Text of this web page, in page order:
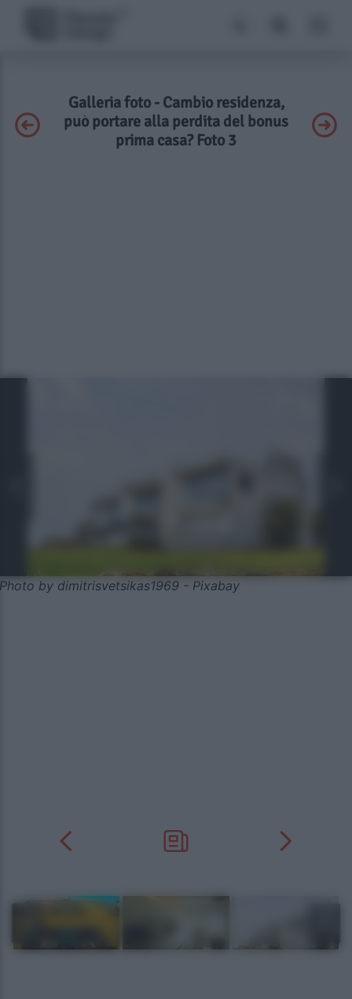
Galleria foto - Cambio residenza,
può portare alla perdita del bonus
prima casa? Foto 3
Photo by dimitrisvetsikas1969 - Pixabay